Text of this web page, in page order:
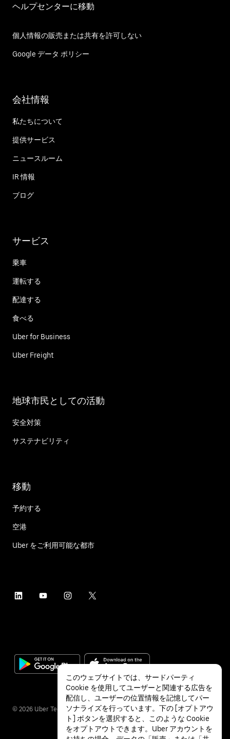
ヘルプセンターに移動
個人情報の販売または共有を許可しない
Google データ ポリシー
会社情報
私たちについて
提供サービス
ニュースルーム
IR 情報
ブログ
サービス
乗車
運転する
配達する
食べる
Uber for Business
Uber Freight
地球市民としての活動
安全対策
サステナビリティ
移動
予約する
空港
Uber をご利用可能な都市
© 2026 Uber Technologies Inc.
このウェブサイトでは、サードパーティ
Cookie を使用してユーザーと関連する広告を
配信し、ユーザーの位置情報を記憶してパー
ソナライズを行っています。下の [オプトアウ
ト] ボタンを選択すると、このような Cookie
をオプトアウトできます。Uber アカウントを